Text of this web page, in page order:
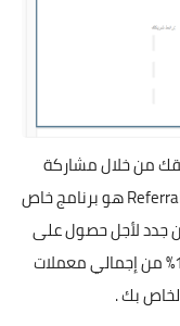
من خلال مشاركة
الرابط الخاص بك . تسمى بعمليه الإحاله او Referrals هو برنامج خاص
جدد لأجل حصول على
نسبة ربح . النسبه التى تحصل عليها تمثل 10% من إجمالي معملات
بك .